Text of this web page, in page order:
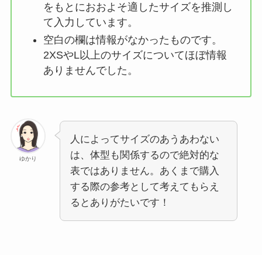
をもとにおおよそ適したサイズを推測し
て入力しています。
空白の欄は情報がなかったものです。
2XSやL以上のサイズについてほぼ情報
ありませんでした。
ゆかり
人によってサイズのあうあわない
は、体型も関係するので絶対的な
表ではありません。あくまで購入
する際の参考として考えてもらえ
るとありがたいです！